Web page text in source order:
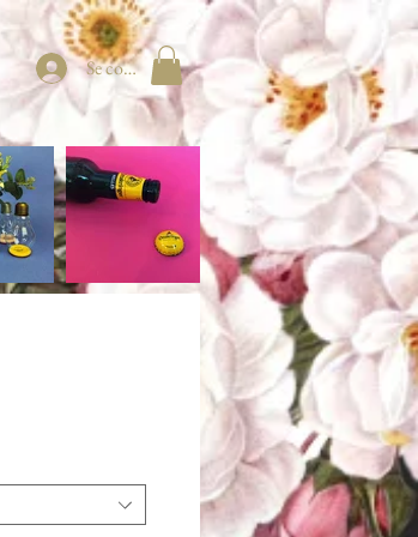
Se connecter